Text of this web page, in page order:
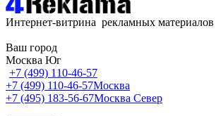
Интернет-витрина рекламных материалов
Ваш город
Москва Юг
+7 (499) 110-46-57
+7 (499) 110-46-57Москва
+7 (495) 183-56-67Москва Север